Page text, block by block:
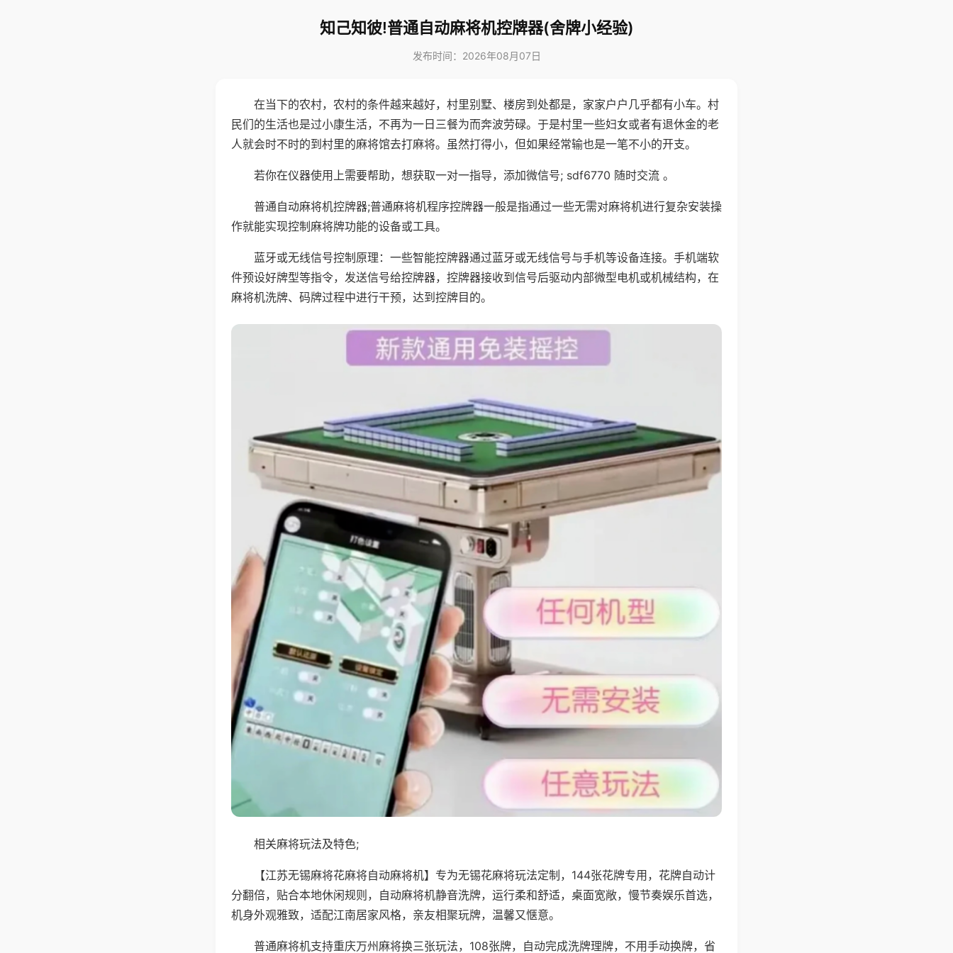
知己知彼!普通自动麻将机控牌器(舍牌小经验)
发布时间：2026年08月07日
在当下的农村，农村的条件越来越好，村里别墅、楼房到处都是，家家户户几乎都有小车。村
民们的生活也是过小康生活，不再为一日三餐为而奔波劳碌。于是村里一些妇女或者有退休金的老
人就会时不时的到村里的麻将馆去打麻将。虽然打得小，但如果经常输也是一笔不小的开支。
若你在仪器使用上需要帮助，想获取一对一指导，添加微信号; sdf6770 随时交流 。
普通自动麻将机控牌器;普通麻将机程序控牌器一般是指通过一些无需对麻将机进行复杂安装操
作就能实现控制麻将牌功能的设备或工具。
蓝牙或无线信号控制原理：一些智能控牌器通过蓝牙或无线信号与手机等设备连接。手机端软
件预设好牌型等指令，发送信号给控牌器，控牌器接收到信号后驱动内部微型电机或机械结构，在
麻将机洗牌、码牌过程中进行干预，达到控牌目的。
相关麻将玩法及特色;
【江苏无锡麻将花麻将自动麻将机】专为无锡花麻将玩法定制，144张花牌专用，花牌自动计
分翻倍，贴合本地休闲规则，自动麻将机静音洗牌，运行柔和舒适，桌面宽敞，慢节奏娱乐首选，
机身外观雅致，适配江南居家风格，亲友相聚玩牌，温馨又惬意。
普通麻将机支持重庆万州麻将换三张玩法，108张牌，自动完成洗牌理牌，不用手动换牌，省